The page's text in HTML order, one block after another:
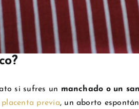
si sufres un manchado o un
placenta previa, un aborto